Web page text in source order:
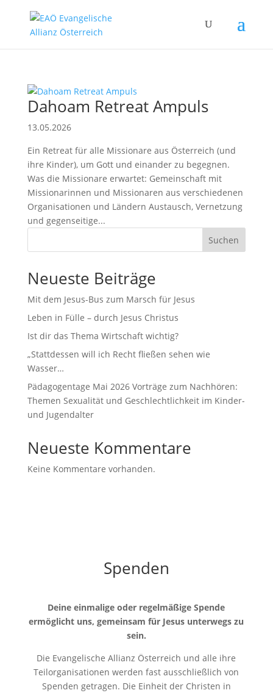
Dahoam Retreat Ampuls
13.05.2026
Ein Retreat für alle Missionare aus Österreich (und
ihre Kinder), um Gott und einander zu begegnen.
Was die Missionare erwartet: Gemeinschaft mit
Missionarinnen und Missionaren aus verschiedenen
Organisationen und Ländern Austausch, Vernetzung
und gegenseitige...
Suchen
Neueste Beiträge
Mit dem Jesus-Bus zum Marsch für Jesus
Leben in Fülle – durch Jesus Christus
Ist dir das Thema Wirtschaft wichtig?
„Stattdessen will ich Recht fließen sehen wie
Wasser…
Pädagogentage Mai 2026 Vorträge zum Nachhören:
Themen Sexualität und Geschlechtlichkeit im Kinder-
und Jugendalter
Neueste Kommentare
Keine Kommentare vorhanden.
Spenden
Deine einmalige oder regelmäßige Spende
ermöglicht uns, gemeinsam für Jesus unterwegs zu
sein.
Die Evangelische Allianz Österreich und alle ihre
Teilorganisationen werden fast ausschließlich von
Spenden getragen. Die Einheit der Christen in